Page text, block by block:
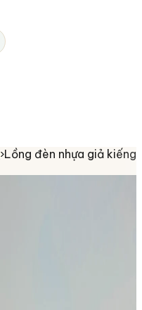
›Lồng đèn nhựa giả kiếng